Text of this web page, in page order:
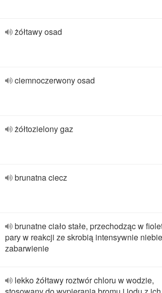
żółtawy osad
ciemnoczerwony osad
żółtozielony gaz
brunatna ciecz
brunatne ciało stałe, przechodząc w
pary w reakcji ze skrobią intensywnie
zabarwienie
lekko żółtawy roztwór chloru w wodzie,